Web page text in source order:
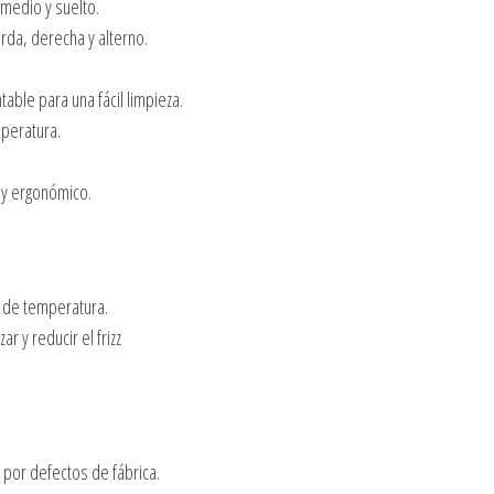
y suelto.
derecha y alterno.
para una fácil limpieza.
ergonómico.
temperatura.
y reducir el frizz
defectos de fábrica.